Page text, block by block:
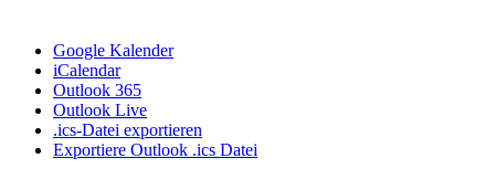
Google Kalender
iCalendar
Outlook 365
Outlook Live
.ics-Datei exportieren
Exportiere Outlook .ics Datei